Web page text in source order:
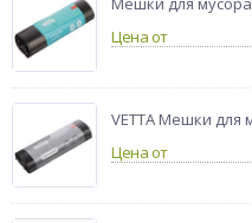
Цена от
VETTA Мешки для
Цена от